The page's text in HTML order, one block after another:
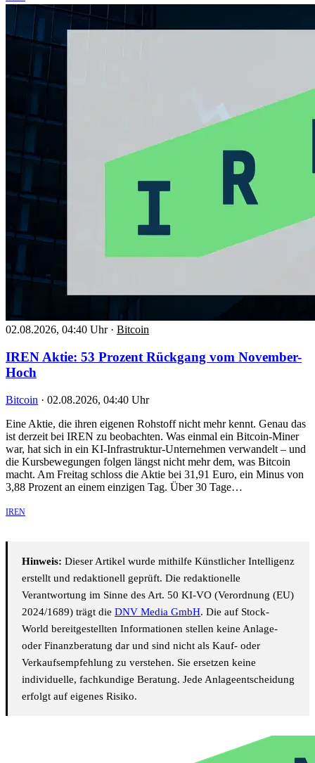
02.08.2026, 04:40 Uhr · Bitcoin
IREN Aktie: 53 Prozent Rückgang vom November-
Hoch
Bitcoin · 02.08.2026, 04:40 Uhr
Eine Aktie, die ihren eigenen Rohstoff nicht mehr kennt. Genau das
ist derzeit bei IREN zu beobachten. Was einmal ein Bitcoin-Miner
war, hat sich in ein KI-Infrastruktur-Unternehmen verwandelt – und
die Kursbewegungen folgen längst nicht mehr dem, was Bitcoin
macht. Am Freitag schloss die Aktie bei 31,91 Euro, ein Minus von
3,88 Prozent an einem einzigen Tag. Über 30 Tage…
IREN
Hinweis: Dieser Artikel wurde mithilfe Künstlicher Intelligenz
erstellt und redaktionell geprüft. Die redaktionelle
Verantwortung im Sinne des Art. 50 KI-VO (Verordnung (EU)
2024/1689) trägt die DNV Media GmbH. Die auf Stock-
World bereitgestellten Informationen stellen keine Anlage-
oder Finanzberatung dar und sind nicht als Kauf- oder
Verkaufsempfehlung zu verstehen. Sie ersetzen keine
individuelle, fachkundige Beratung. Jede Anlageentscheidung
erfolgt auf eigenes Risiko.